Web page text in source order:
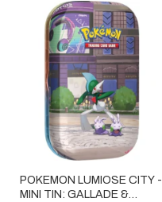
POKEMON LUMIOSE CITY -
MINI TIN: GALLADE &